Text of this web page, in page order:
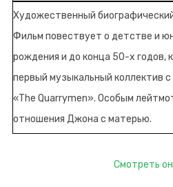
Художественный
Фильм повествует о детстве и
рождения и до конца 50-х годов,
первый музыкальный коллектив
«The Quarrymen». Особым
отношения Джона с матерью.
Смотреть